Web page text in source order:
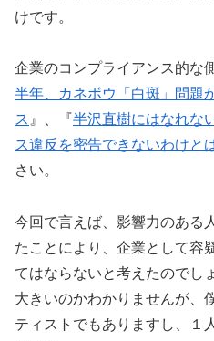
けです。
企業のコンプライアンス的な
半年、カネボウ「白斑」問題
ス 』、『半沢直樹にはなれな
ス違反を密告できないわけと
さい。
今回で言えば、影響力のある
たことにより、企業として容
てはならないと考えたのでし
大きいのかわかりませんが、
ティストでもありますし、１